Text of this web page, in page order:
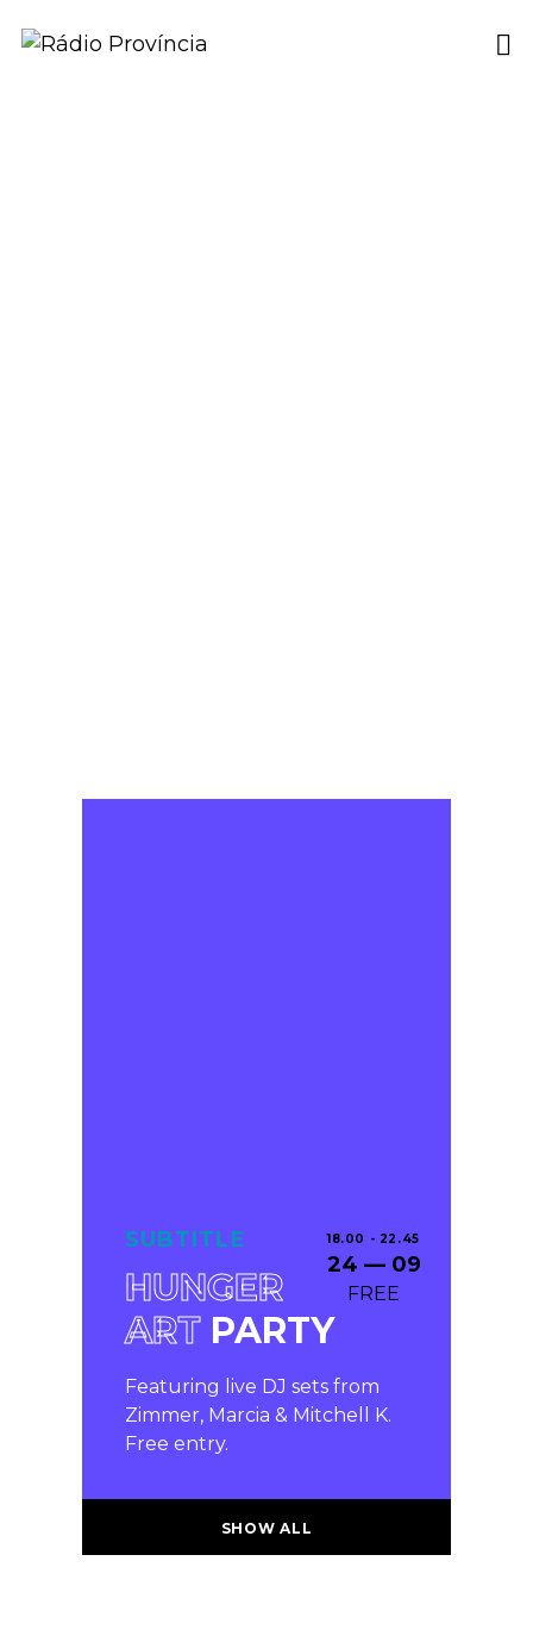
SUBTITLE
HUNGER
ARTPARTY
Featuring live DJ sets from
Zimmer, Marcia & Mitchell K.
Free entry.
18.00 - 22.45
24 — 09
FREE
SHOW ALL